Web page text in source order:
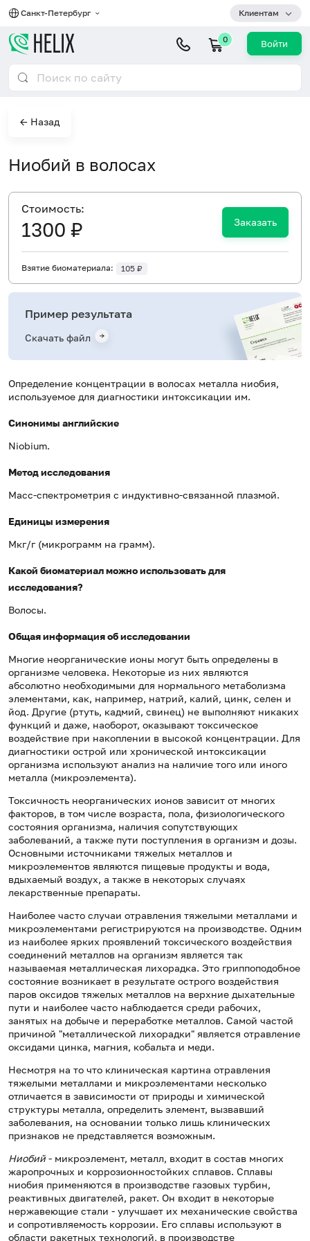
Санкт-Петербург Клиентам
0 Войти
← Назад
Ниобий в волосах
Определение концентрации в волосах металла ниобия,
используемое для диагностики интоксикации им.
Синонимы английские
Niobium.
Метод исследования
Масс-спектрометрия с индуктивно-связанной плазмой.
Единицы измерения
Мкг/г (микрограмм на грамм).
Какой биоматериал можно использовать для
исследования?
Волосы.
Общая информация об исследовании
Многие неорганические ионы могут быть определены в
организме человека. Некоторые из них являются
абсолютно необходимыми для нормального метаболизма
элементами, как, например, натрий, калий, цинк, селен и
йод. Другие (ртуть, кадмий, свинец) не выполняют никаких
функций и даже, наоборот, оказывают токсическое
воздействие при накоплении в высокой концентрации. Для
диагностики острой или хронической интоксикации
организма используют анализ на наличие того или иного
металла (микроэлемента).
Токсичность неорганических ионов зависит от многих
факторов, в том числе возраста, пола, физиологического
состояния организма, наличия сопутствующих
заболеваний, а также пути поступления в организм и дозы.
Основными источниками тяжелых металлов и
микроэлементов являются пищевые продукты и вода,
вдыхаемый воздух, а также в некоторых случаях
лекарственные препараты.
Наиболее часто случаи отравления тяжелыми металлами и
микроэлементами регистрируются на производстве. Одним
из наиболее ярких проявлений токсического воздействия
соединений металлов на организм является так
называемая металлическая лихорадка. Это гриппоподобное
состояние возникает в результате острого воздействия
паров оксидов тяжелых металлов на верхние дыхательные
пути и наиболее часто наблюдается среди рабочих,
занятых на добыче и переработке металлов. Самой частой
причиной "металлической лихорадки" является отравление
оксидами цинка, магния, кобальта и меди.
Несмотря на то что клиническая картина отравления
тяжелыми металлами и микроэлементами несколько
отличается в зависимости от природы и химической
структуры металла, определить элемент, вызвавший
заболевания, на основании только лишь клинических
признаков не представляется возможным.
Ниобий - микроэлемент, металл, входит в состав многих
жаропрочных и коррозионностойких сплавов. Сплавы
ниобия применяются в производстве газовых турбин,
реактивных двигателей, ракет. Он входит в некоторые
нержавеющие стали - улучшает их механические свойства
и сопротивляемость коррозии. Его сплавы используют в
области ракетных технологий, в производстве
Cтоимость:
1300 ₽ Заказать
Взятие биоматериала: 105 ₽
Пример результата
Скачать файл